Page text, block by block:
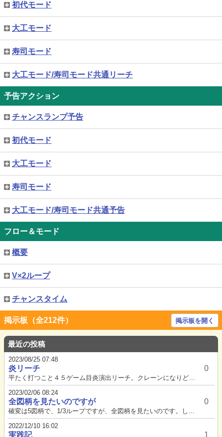
初代モード
大工モード
寿司モード
大工モード/寿司モード共通リーチ
予告アクション
チャンスランプ予告
初代モード
大工モード
寿司モード
大工モード/寿司モード共通予告
フロー＆モード
概要
V×2ループ
チャンスタイム
掲示板（全212件） 掲示板を開く
最近の投稿
2023/08/25 07:48
炎リーチ
平たく打つこと４５ゲーム目炎演出リーチ。クレーンになりどっこいしょ大当たり。
0
2023/02/06 08:24
全図柄を見たいのですが
確変は5図柄で、1/3ループですが、全図柄を見たいのです。しかしメーカーHPにも載っていません。何を見たら分かるのか、誰...
0
2022/12/10 16:02
実践記 1